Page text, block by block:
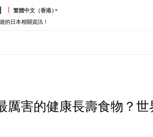
繁體中文（香港）
的日本相關資訊！
厲害的健康長壽食物？